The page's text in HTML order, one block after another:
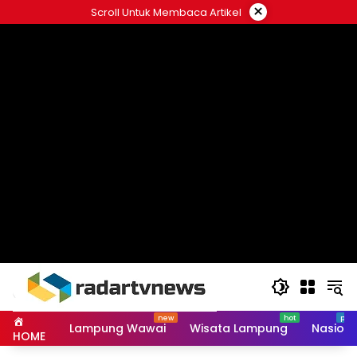
to
Scroll Untuk Membaca Artikel ×
HOME Lampung Wawai Wisata Lampung